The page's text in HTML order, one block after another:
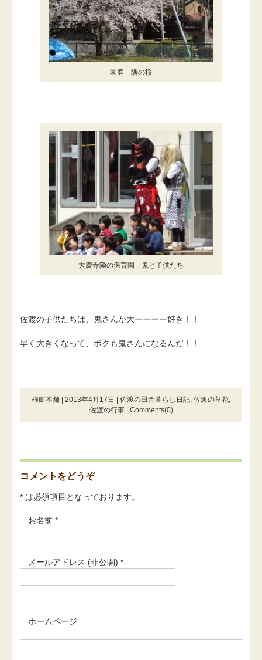
園庭 隅の桜
大慶寺隣の保育園 鬼と子供たち
佐渡の子供たちは、鬼さんが大ーーーー好き！！
早く大きくなって、ボクも鬼さんになるんだ！！
柿餅本舗 | 2013年4月17日 | 佐渡の田舎暮らし日記 佐渡の草花
佐渡の行事| Comments(0)
コメントをどうぞ
* は必須項目となっております。
お名前 *
メールアドレス (非公開) *
ホームページ